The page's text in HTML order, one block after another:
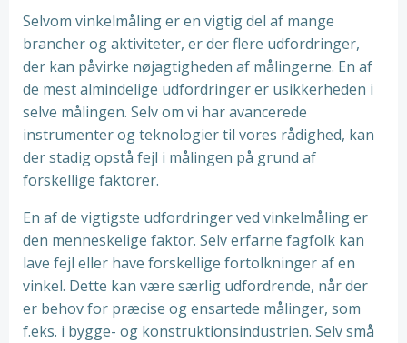
Selvom vinkelmåling er en vigtig del af mange
brancher og aktiviteter, er der flere udfordringer,
der kan påvirke nøjagtigheden af ​​målingerne. En af
de mest almindelige udfordringer er usikkerheden i
selve målingen. Selv om vi har avancerede
instrumenter og teknologier til vores rådighed, kan
der stadig opstå fejl i målingen på grund af
forskellige faktorer.
En af de vigtigste udfordringer ved vinkelmåling er
den menneskelige faktor. Selv erfarne fagfolk kan
lave fejl eller have forskellige fortolkninger af en
vinkel. Dette kan være særlig udfordrende, når der
er behov for præcise og ensartede målinger, som
f.eks. i bygge- og konstruktionsindustrien. Selv små